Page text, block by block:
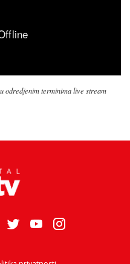
odredjenim terminima live stream